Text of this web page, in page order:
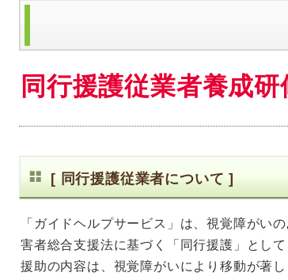
同行援護従業者養成
[ 同行援護従業者について ]
「ガイドヘルプサービス」は、視覚障がい
害者総合支援法に基づく「同行援護」とし
援助の内容は、視覚障がいにより移動が著